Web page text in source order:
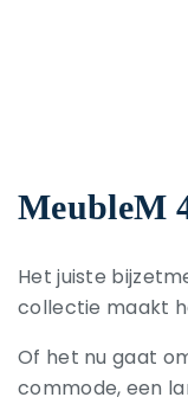
MeubleM
Het juiste
collectie maakt
Of het nu gaat
commode, een